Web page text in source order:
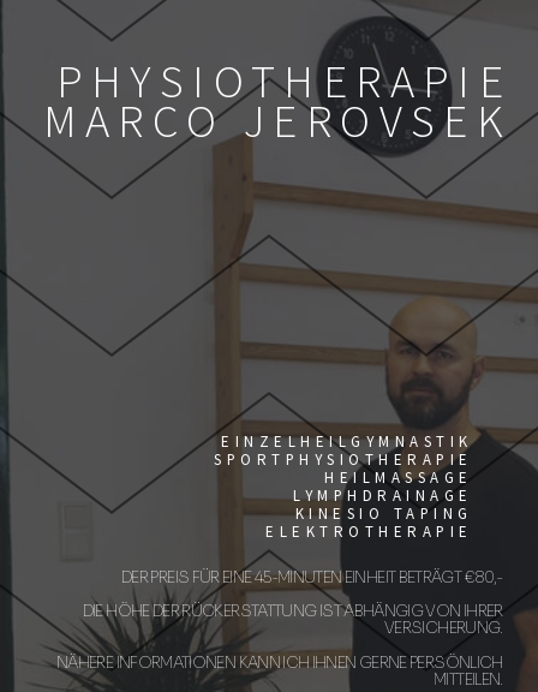
PHYSIOTHERAPIE
MARCO JEROVSEK
EINZELHEILGYMNASTIK
SPORTPHYSIOTHERAPIE
HEILMASSAGE
LYMPHDRAINAGE
KINESIO TAPING
ELEKTROTHERAPIE
DER PREIS FÜR EINE 45-MINUTEN EINHEIT BETRÄGT € 80,-
DIE HÖHE DER RÜCKERSTATTUNG IST ABHÄNGIG VON IHRER
VERSICHERUNG.
NÄHERE INFORMATIONEN KANN ICH IHNEN GERNE PERSÖNLICH
MITTEILEN.